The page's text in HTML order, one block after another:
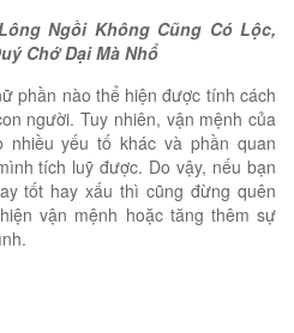
Ngồi Không Cũng Có Lộc,
Chớ Dại Mà Nhổ
phần nào thể hiện được tính cách
người. Tuy nhiên, vận mệnh của
nhiều yếu tố khác và phần quan
tích luỹ được. Do vậy, nếu bạn
tốt hay xấu thì cũng đừng quên
vận mệnh hoặc tăng thêm sự